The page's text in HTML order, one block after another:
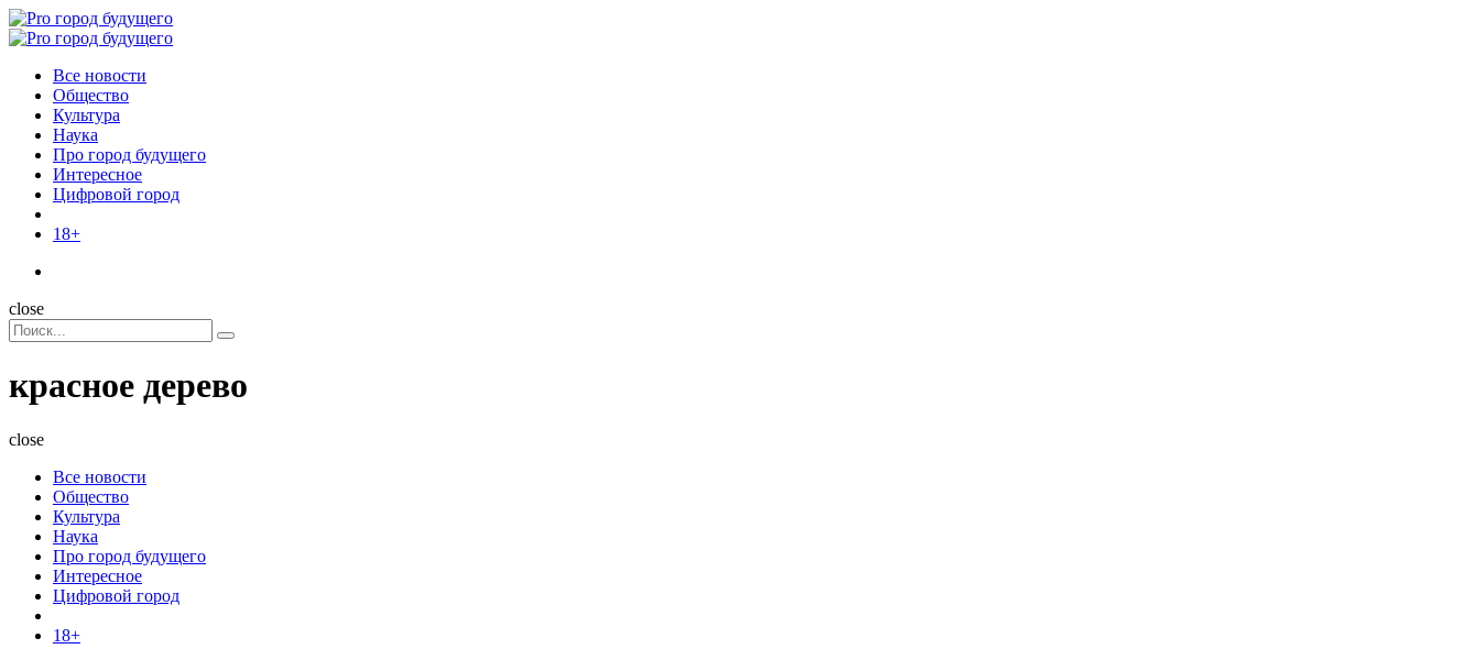
Menu
Поиск
Menu
Pro
Все новости
Общество
Культура
Наука
Про город будущего
Интересное
Цифровой город
18+
Поиск
close
Search
for:
Поиск
красное дерево
close
Все новости
Общество
Культура
Наука
Про город будущего
Интересное
Цифровой город
18+